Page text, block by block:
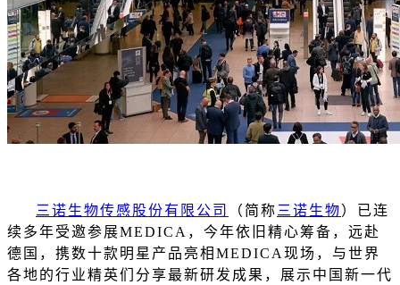
三诺生物传感股份有限公司 （简称 三诺生物）已连
续多年受邀参展MEDICA，今年依旧精心筹备，远赴
德国，携数十款明星产品亮相MEDICA现场，与世界
各地的行业精英们分享最新研发成果，展示中国新一代